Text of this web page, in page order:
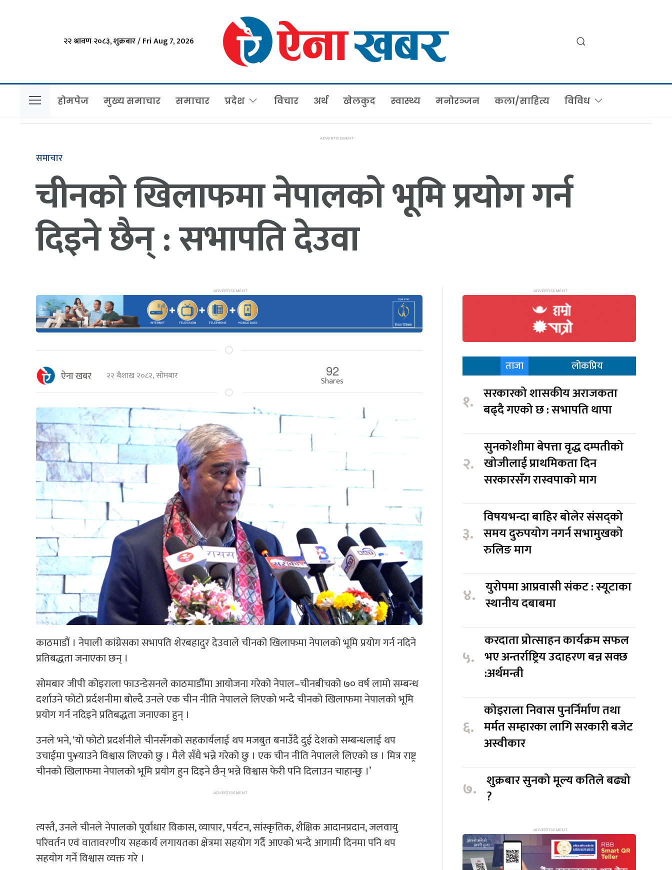
२२ श्रावण २०८३, शुक्रबार / Fri Aug 7, 2026
होमपेज मुख्य समाचार समाचार प्रदेश विचार अर्थ खेलकुद स्वास्थ्य मनोरञ्जन कला/साहित्य विविध
समाचार
चीनको खिलाफमा नेपालको भूमि प्रयोग गर्न
दिइने छैन् : सभापति देउवा
ऐना खबर २२ बैशाख २०८२, सोमबार 92
Shares
काठमाडौं । नेपाली कांग्रेसका सभापति शेरबहादुर देउवाले चीनको खिलाफमा नेपालको भूमि प्रयोग गर्न नदिने
प्रतिबद्धता जनाएका छन् ।
सोमबार जीपी कोइराला फाउन्डेसनले काठमाडौँमा आयोजना गरेको नेपाल–चीनबीचको ७० वर्ष लामो सम्बन्ध
दर्शाउने फोटो प्रर्दशनीमा बोल्दै उनले एक चीन नीति नेपालले लिएको भन्दै चीनको खिलाफमा नेपालको भूमि
प्रयोग गर्न नदिइने प्रतिबद्धता जनाएका हुन् ।
उनले भने, ‘यो फोटो प्रदर्शनीले चीनसँगको सहकार्यलाई थप मजबुत बनाउँदै दुई देशको सम्बन्धलाई थप
उचाईमा पु¥याउने विश्वास लिएको छु । मैले सँधै भन्ने गरेको छु । एक चीन नीति नेपालले लिएको छ । मित्र राष्ट्र
चीनको खिलाफमा नेपालको भूमि प्रयोग हुन दिइने छैन् भन्ने विश्वास फेरी पनि दिलाउन चाहान्छु ।’
त्यस्तै, उनले चीनले नेपालको पूर्वाधार विकास, व्यापार, पर्यटन, सांस्कृतिक, शैक्षिक आदानप्रदान, जलवायु
परिवर्तन एवं वातावरणीय सहकार्य लगायतका क्षेत्रमा सहयोग गर्दै आएको भन्दै आगामी दिनमा पनि थप
सहयोग गर्ने विश्वास व्यक्त गरे ।
ताजा लोकप्रिय
१. सरकारको शासकीय अराजकता
बढ्दै गएको छ : सभापति थापा
२.
सुनकोशीमा बेपत्ता वृद्ध दम्पतीको
खोजीलाई प्राथमिकता दिन
सरकारसँग रास्वपाको माग
३.
विषयभन्दा बाहिर बोलेर संसद्को
समय दुरुपयोग नगर्न सभामुखको
रुलिङ माग
४. युरोपमा आप्रवासी संकट : स्यूटाका
स्थानीय दबाबमा
५.
करदाता प्रोत्साहन कार्यक्रम सफल
भए अन्तर्राष्ट्रिय उदाहरण बन्न सक्छ
:अर्थमन्त्री
६.
कोइराला निवास पुनर्निर्माण तथा
मर्मत सम्हारका लागि सरकारी बजेट
अस्वीकार
७. शुक्रबार सुनको मूल्य कतिले बढ्यो
?